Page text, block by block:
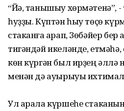
“Йә, танышыу хөрмәтенә”, -
һуҙҙы. Күптән һыу төҫө
стаканға ҡарап, Зөбәйер бер
тигәндәй икеләнде,
көн күргән был ирҙең әллә
менән дә ауырыуы
Ул арала күршеһе